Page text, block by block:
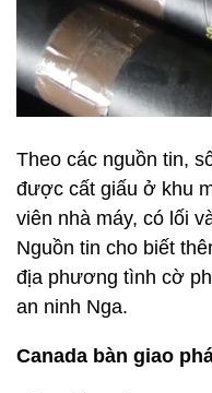
Theo các nguồn tin,
được cất giấu ở khu
viên nhà máy, có lối
Nguồn tin cho biết
địa phương tình cờ
an ninh Nga.
Canada bàn giao